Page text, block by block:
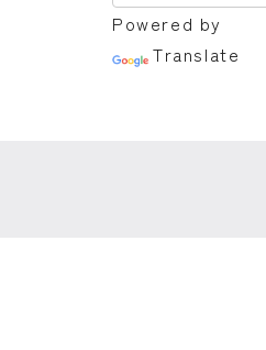
Powered by
Translate